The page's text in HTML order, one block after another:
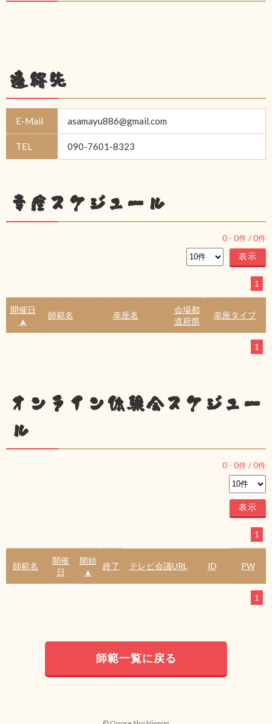
連絡先
E-Mail asamayu886@gmail.com
TEL 090-7601-8323
幸座スケジュール
0 - 0件 /0件
1
開催日
▲
師範名 幸座名
会場都
道府県
幸座タイプ
1
オンライン体験会スケジュー
ル
0 - 0件 /0件
1
師範名
開催
日
開始
▲
終了 テレビ会議URL ID PW
1
師範一覧に戻る